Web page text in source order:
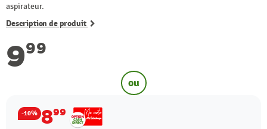
aspirateur.
Description de produit
999
ou
-10% 899